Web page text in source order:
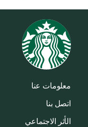
معلومات عنا
اتصل بنا
الأثر الاجتماعي